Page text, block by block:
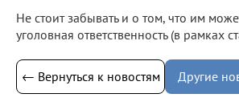
Не стоит забывать и о том, что им
уголовная ответственность (в рамках
← Вернуться к новостям Другие